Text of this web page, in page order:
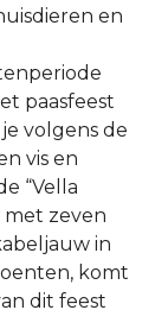
en
paasfeest
volgens de
vis en
“Vella
met zeven
in
komt
dit feest